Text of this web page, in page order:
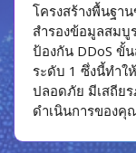
โครงสร้างพื้นฐา
สำรองข้อมูลสมบู
ป้องกัน DDoS ขั้
ระดับ 1 ซึ่งนี้ทำใ
ปลอดภัย มีเสถีย
ดำเนินการของคุ